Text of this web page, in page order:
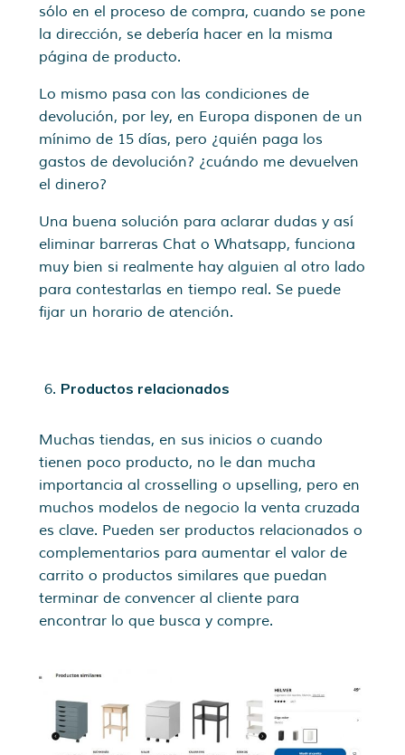
sólo en el proceso de compra, cuando se pone
la dirección, se debería hacer en la misma
página de producto.
Lo mismo pasa con las condiciones de
devolución, por ley, en Europa disponen de un
mínimo de 15 días, pero ¿quién paga los
gastos de devolución? ¿cuándo me devuelven
el dinero?
Una buena solución para aclarar dudas y así
eliminar barreras Chat o Whatsapp, funciona
muy bien si realmente hay alguien al otro lado
para contestarlas en tiempo real. Se puede
fijar un horario de atención.
Productos relacionados
Muchas tiendas, en sus inicios o cuando
tienen poco producto, no le dan mucha
importancia al crosselling o upselling, pero en
muchos modelos de negocio la venta cruzada
es clave. Pueden ser productos relacionados o
complementarios para aumentar el valor de
carrito o productos similares que puedan
terminar de convencer al cliente para
encontrar lo que busca y compre.